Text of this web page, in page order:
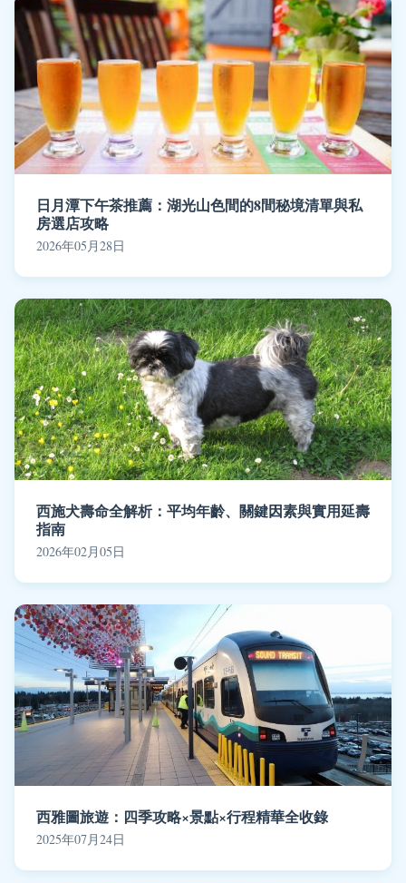
日月潭下午茶推薦：湖光山色間的8間秘境清單與私
房選店攻略
2026年05月28日
西施犬壽命全解析：平均年齡、關鍵因素與實用延壽
指南
2026年02月05日
西雅圖旅遊：四季攻略×景點×行程精華全收錄
2025年07月24日